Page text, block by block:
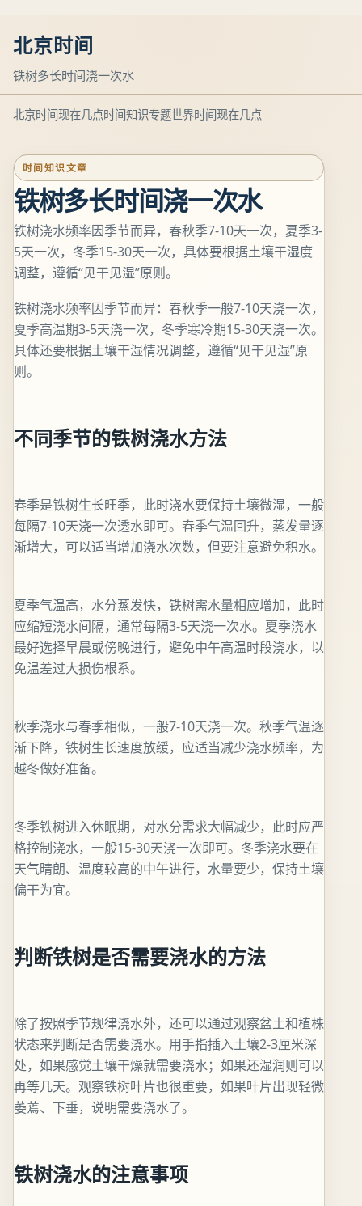
北京时间
铁树多长时间浇一次水
北京时间现在几点时间知识专题世界时间现在几点
时间知识文章
铁树多长时间浇一次水
铁树浇水频率因季节而异，春秋季7-10天一次，夏季3-
5天一次，冬季15-30天一次，具体要根据土壤干湿度
调整，遵循“见干见湿”原则。
铁树浇水频率因季节而异：春秋季一般7-10天浇一次，
夏季高温期3-5天浇一次，冬季寒冷期15-30天浇一次。
具体还要根据土壤干湿情况调整，遵循“见干见湿”原
则。
不同季节的铁树浇水方法
春季是铁树生长旺季，此时浇水要保持土壤微湿，一般
每隔7-10天浇一次透水即可。春季气温回升，蒸发量逐
渐增大，可以适当增加浇水次数，但要注意避免积水。
夏季气温高，水分蒸发快，铁树需水量相应增加，此时
应缩短浇水间隔，通常每隔3-5天浇一次水。夏季浇水
最好选择早晨或傍晚进行，避免中午高温时段浇水，以
免温差过大损伤根系。
秋季浇水与春季相似，一般7-10天浇一次。秋季气温逐
渐下降，铁树生长速度放缓，应适当减少浇水频率，为
越冬做好准备。
冬季铁树进入休眠期，对水分需求大幅减少，此时应严
格控制浇水，一般15-30天浇一次即可。冬季浇水要在
天气晴朗、温度较高的中午进行，水量要少，保持土壤
偏干为宜。
判断铁树是否需要浇水的方法
除了按照季节规律浇水外，还可以通过观察盆土和植株
状态来判断是否需要浇水。用手指插入土壤2-3厘米深
处，如果感觉土壤干燥就需要浇水；如果还湿润则可以
再等几天。观察铁树叶片也很重要，如果叶片出现轻微
萎蔫、下垂，说明需要浇水了。
铁树浇水的注意事项